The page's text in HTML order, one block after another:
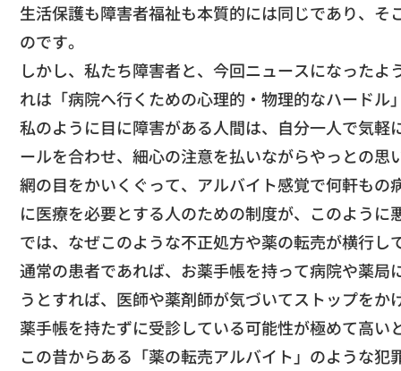
生活保護も障害者福祉も本質的には同じであり、そ
のです。
​しかし、私たち障害者と、 今回ニュースになったよ
れは「病院へ行くための心理的・ 物理的なハードル
​私のように目に障害がある人間は、 自分一人で気軽
ールを合わせ、 細心の注意を払いながらやっとの思
網の目をかいくぐって、 アルバイト感覚で何軒もの
に医療を必要とする人のための制度が、 このように
​では、 なぜこのような不正処方や薬の転売が横行し
通常の患者であれば、お薬手帳を持って病院や薬局
うとすれば、 医師や薬剤師が気づいてストップをか
薬手帳を持たずに受診している可能性が極めて高い
​この昔からある「薬の転売アルバイト」 のような犯